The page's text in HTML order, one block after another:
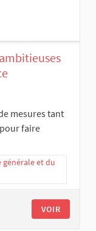
mesures tant
faire
générale et du
VOIR